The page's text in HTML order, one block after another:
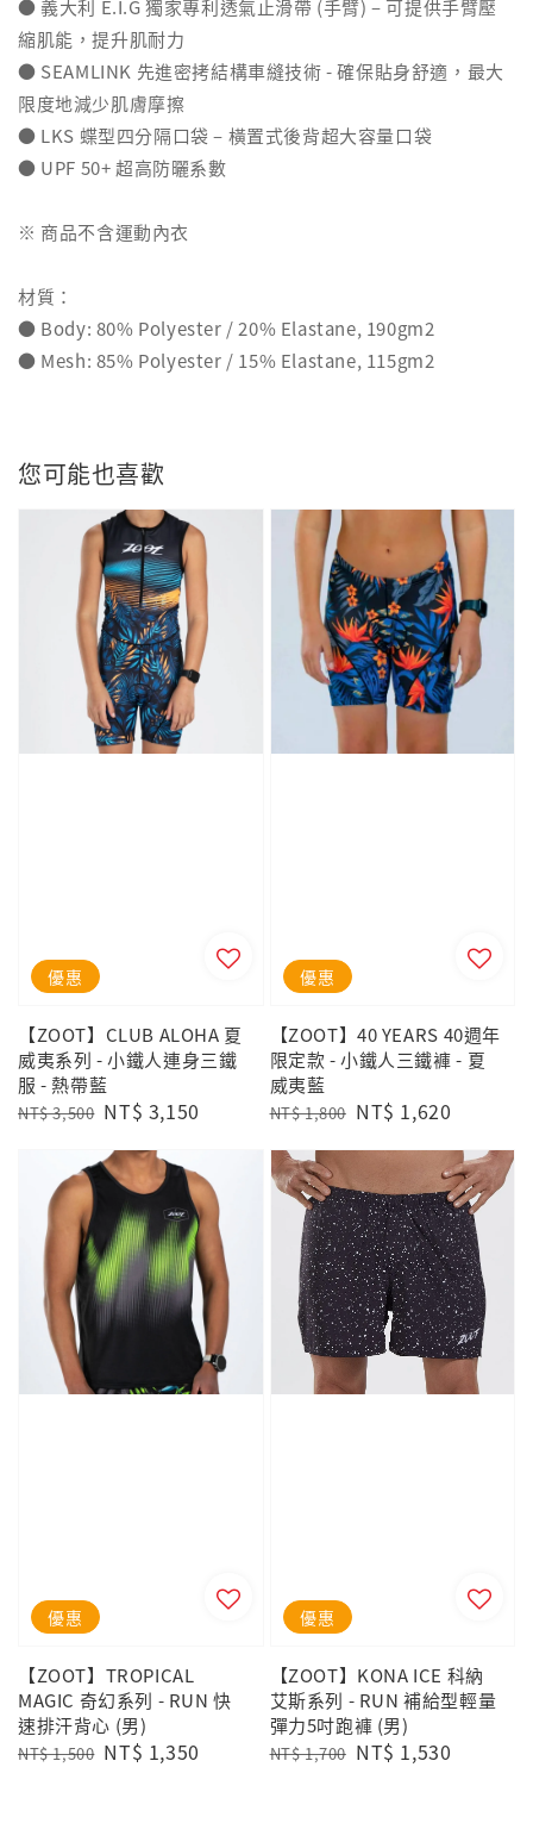
● 義大利 E.I.G 獨家專利透氣止滑帶 (手臂) – 可提供手臂壓
縮肌能，提升肌耐力
● SEAMLINK 先進密拷結構車縫技術 - 確保貼身舒適，最大
限度地減少肌膚摩擦
● LKS 蝶型四分隔口袋 – 橫置式後背超大容量口袋
● UPF 50+ 超高防曬系數
※ 商品不含運動內衣
材質：
● Body: 80% Polyester / 20% Elastane, 190gm2
● Mesh: 85% Polyester / 15% Elastane, 115gm2
您可能也喜歡
優惠
【ZOOT】CLUB ALOHA 夏
威夷系列 - 小鐵人連身三鐵
服 - 熱帶藍
Regular
NT$ 3,500 Sale
NT$ 3,150
優惠
【ZOOT】40 YEARS 40週年
限定款 - 小鐵人三鐵褲 - 夏
威夷藍
Regular
NT$ 1,800 Sale
NT$ 1,620
優惠
【ZOOT】TROPICAL
MAGIC 奇幻系列 - RUN 快
速排汗背心 (男)
Regular
NT$ 1,500 Sale
NT$ 1,350
優惠
【ZOOT】KONA ICE 科納
艾斯系列 - RUN 補給型輕量
彈力5吋跑褲 (男)
Regular
NT$ 1,700 Sale
NT$ 1,530